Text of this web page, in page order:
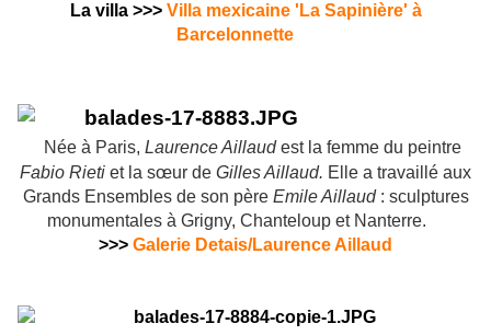
La villa >>> Villa mexicaine 'La Sapinière' à
Barcelonnette
Née à Paris, Laurence Aillaudest la femme du peintre
Fabio Rieti et la sœur de Gilles Aillaud. Elle a travaillé aux
Grands Ensembles de son père Emile Aillaud: sculptures
monumentales à Grigny, Chanteloup et Nanterre.
>>> Galerie Detais/Laurence Aillaud